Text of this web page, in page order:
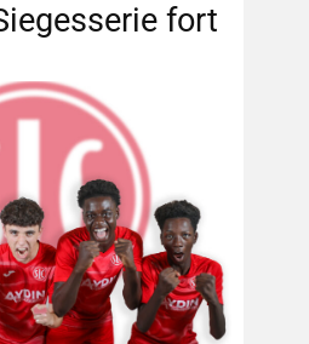
fort